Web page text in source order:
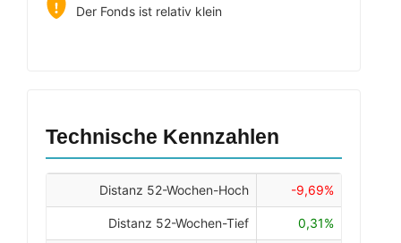
Der Fonds ist relativ klein
Technische Kennzahlen
Distanz 52-Wochen-Hoch -9,69%
Distanz 52-Wochen-Tief 0,31%